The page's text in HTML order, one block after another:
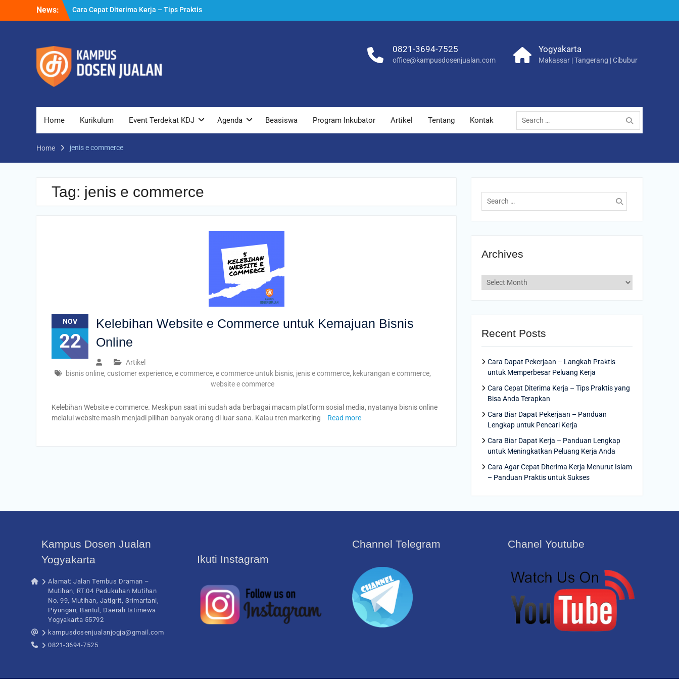
News:
Cara Cepat Diterima Kerja – Tips Praktis
yang Bisa Anda Terapkan
Cara Dapat Pekerjaan – Langkah Praktis
untuk Memperbesar Peluang Kerja
0821-3694-7525
office@kampusdosenjualan.com
Yogyakarta
Makassar | Tangerang | Cibubur
Home Kurikulum Event Terdekat KDJ Agenda Beasiswa Program Inkubator Artikel Tentang Kontak
Search
for:
Home jenis e commerce
Tag: jenis e commerce
NOV
22
Kelebihan Website e Commerce untuk Kemajuan Bisnis
Online
Artikel
bisnis online, customer experience, e commerce, e commerce untuk bisnis, jenis e commerce, kekurangan e commerce,
website e commerce
Kelebihan Website e commerce. Meskipun saat ini sudah ada berbagai macam platform sosial media, nyatanya bisnis online
melalui website masih menjadi pilihan banyak orang di luar sana. Kalau tren marketing
Read more
Search
for:
Archives
Archives
Recent Posts
Cara Dapat Pekerjaan – Langkah Praktis
untuk Memperbesar Peluang Kerja
Cara Cepat Diterima Kerja – Tips Praktis yang
Bisa Anda Terapkan
Cara Biar Dapat Pekerjaan – Panduan
Lengkap untuk Pencari Kerja
Cara Biar Dapat Kerja – Panduan Lengkap
untuk Meningkatkan Peluang Kerja Anda
Cara Agar Cepat Diterima Kerja Menurut Islam
– Panduan Praktis untuk Sukses
Kampus Dosen Jualan
Yogyakarta
Alamat: Jalan Tembus Draman –
Mutihan, RT.04 Pedukuhan Mutihan
No. 99, Mutihan, Jatigrit, Srimartani,
Piyungan, Bantul, Daerah Istimewa
Yogyakarta 55792
kampusdosenjualanjogja@gmail.com
0821-3694-7525
Ikuti Instagram
Channel Telegram Chanel Youtube